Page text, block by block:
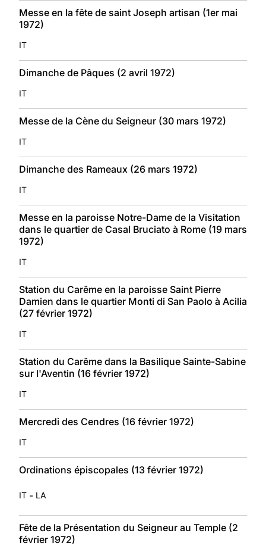
Messe en la fête de saint Joseph artisan (1er mai
1972)
IT
Dimanche de Pâques (2 avril 1972)
IT
Messe de la Cène du Seigneur (30 mars 1972)
IT
Dimanche des Rameaux (26 mars 1972)
IT
Messe en la paroisse Notre-Dame de la Visitation
dans le quartier de Casal Bruciato à Rome (19 mars
1972)
IT
Station du Carême en la paroisse Saint Pierre
Damien dans le quartier Monti di San Paolo à Acilia
(27 février 1972)
IT
Station du Carême dans la Basilique Sainte-Sabine
sur l'Aventin (16 février 1972)
IT
Mercredi des Cendres (16 février 1972)
IT
Ordinations épiscopales (13 février 1972)
IT - LA
Fête de la Présentation du Seigneur au Temple (2
février 1972)